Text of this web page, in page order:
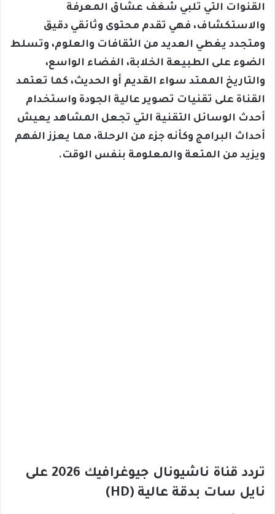
القنوات التي تلبي شغف عشاق المعرفة
والاستكشاف، فهي تقدم محتوى وثائقي دقيق
ومتجدد يغطي العديد من الثقافات والعلوم، وتسلط
الضوء على الطبيعة الخلابة، الفضاء الواسع،
والتاريخ الممتد سواء القديم أو الحديث، كما تعتمد
القناة على تقنيات تصوير عالية الجودة واستخدام
أحدث الوسائل التقنية التي تجعل المشاهد يعيش
أحداث البرامج وكأنه جزء من الرحلة، مما يعزز الفهم
ويزيد من المتعة والمعلومة بنفس الوقت.
تردد قناة ناشيونال جيوغرافيك 2026 على
نايل سات بدقة عالية (HD)